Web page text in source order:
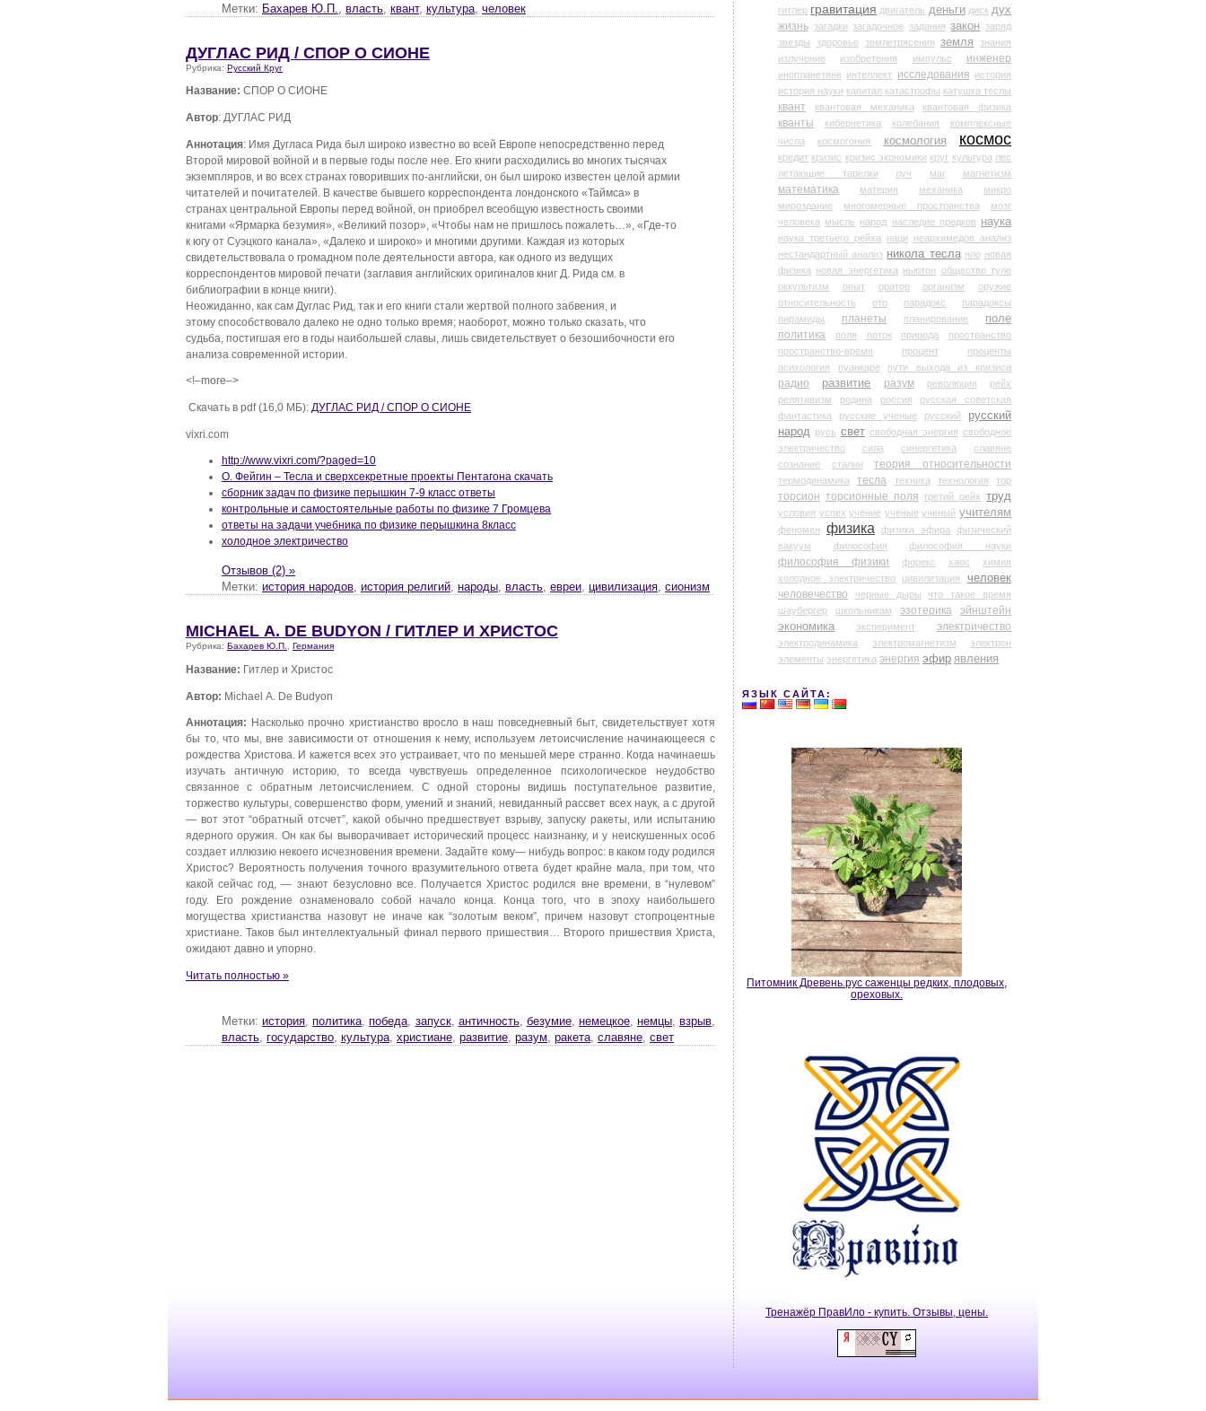
Метки: Бахарев Ю.П. власть квант, культура человек
ДУГЛАС РИД / СПОР О СИОНЕ
Рубрика: Русский Круг
Название: СПОР О СИОНЕ
Автор: ДУГЛАС РИД
Аннотация: Имя Дугласа Рида был широко известно во всей Европе непосредственно перед
Второй мировой войной и в первые годы после нее. Его книги расходились во многих тысячах
экземпляров, и во всех странах говоривших по-английски, он был широко известен целой армии
читателей и почитателей. В качестве бывшего корреспондента лондонского «Таймса» в
странах центральной Европы перед войной, он приобрел всеобщую известность своими
книгами «Ярмарка безумия», «Великий позор», «Чтобы нам не пришлось пожалеть…», «Где-то
к югу от Суэцкого канала», «Далеко и широко» и многими другими. Каждая из которых
свидетельствовала о громадном поле деятельности автора, как одного из ведущих
корреспондентов мировой печати (заглавия английских оригиналов книг Д. Рида см. в
библиографии в конце книги).
Неожиданно, как сам Дуглас Рид, так и его книги стали жертвой полного забвения, и
этому способствовало далеко не одно только время; наоборот, можно только сказать, что
судьба, постигшая его в годы наибольшей славы, лишь свидетельствует о безошибочности его
анализа современной истории.
<!–more–>
Скачать в pdf (16,0 МБ): ДУГЛАС РИД / СПОР О СИОНЕ
vixri.com
http://www.vixri.com/?paged=10
О. Фейгин – Тесла и сверхсекретные проекты Пентагона скачать
сборник задач по физике перышкин 7-9 класс ответы
контрольные и самостоятельные работы по физике 7 Громцева
ответы на задачи учебника по физике перышкина 8класс
холодное электричество
Отзывов (2) »
Метки: история народов, история религий, народы, власть, евреи, цивилизация, сионизм
MICHAEL А. DE BUDYON / ГИТЛЕР И ХРИСТОС
Рубрика: Бахарев Ю.П., Германия
Название: Гитлер и Христос
Автор: Michael А. De Budyon
Аннотация: Насколько прочно христианство вросло в наш повседневный быт, свидетельствует хотя
бы то, что мы, вне зависимости от отношения к нему, используем летоисчисление начинающееся с
рождества Христова. И кажется всех это устраивает, что по меньшей мере странно. Когда начинаешь
изучать античную историю, то всегда чувствуешь определенное психологическое неудобство
связанное с обратным летоисчислением. С одной стороны видишь поступательное развитие,
торжество культуры, совершенство форм, умений и знаний, невиданный рассвет всех наук, а с другой
— вот этот “обратный отсчет”, какой обычно предшествует взрыву, запуску ракеты, или испытанию
ядерного оружия. Он как бы выворачивает исторический процесс наизнанку, и у неискушенных особ
создает иллюзию некоего исчезновения времени. Задайте кому— нибудь вопрос: в каком году родился
Христос? Вероятность получения точного вразумительного ответа будет крайне мала, при том, что
какой сейчас год, — знают безусловно все. Получается Христос родился вне времени, в “нулевом”
году. Его рождение ознаменовало собой начало конца. Конца того, что в эпоху наибольшего
могущества христианства назовут не иначе как “золотым веком”, причем назовут стопроцентные
христиане. Таков был интеллектуальный финал первого пришествия… Второго пришествия Христа,
ожидают давно и упорно.
Читать полностью »
Метки:история,политика,победа, запуск, античность, безумие, немецкое, немцы,взрыв,
власть, государство, культура, христиане, развитие, разум, ракета, славяне, свет
гитлер гравитация двигатель деньги диск дух
жизнь загадки загадочное задания закон заряд
звезды
здоровье землетрясения земля
знания
излучение
изобретения импульс инженер
инопланетяне интеллект исследования история
история науки капитал катастрофы катушка теслы
квант квантовая механика квантовая физика
кванты кибернетика колебания
комплексные
числа
космогония космология космос
кредит кризис кризис экономики круг культура лес
летающие тарелки
луч маг магнетизм
математика материя механика
микро
мироздание
многомерные пространства
мозг
человека мысль народ наследие предков наука
наука третьего рейха наци
неархимедов анализ
нестандартный анализ никола тесла нло новая
физика новая энергетика ньютон общество туле
оккультизм
опыт оратор организм
оружие
относительность
ото парадокс
парадоксы
пирамиды
планеты планирование
поле
политика
поля поток природа
пространство
пространство-время
процент
проценты
психология
пуанкаре пути выхода из кризиса
радио развитие разум революция
рейх
релятивизм
родина россия
русская советская
фантастика
русские ученые русский
русский
народ русь свет свободная энергия свободное
электричество
сила синергетика
славяне
сознание
сталин теория относительности
термодинамика тесла техника технология тор
торсион торсионные поля третий рейх труд
условия успех учение ученые ученый учителям
феномен физика физика эфира
физический
вакуум
философия философия науки
философия физики форекс хаос
химия
холодное электричество
цивилизация человек
человечество черные дыры
что такое время
шаубергер
школьникам эзотерика
эйнштейн
экономика
эксперимент электричество
электродинамика электромагнетизм
электрон
элементы энергетика энергия эфир явления
ЯЗЫК САЙТА:
Питомник Древень.рус саженцы редких, плодовых,
ореховых.
Тренажёр ПравИло - купить. Отзывы, цены.